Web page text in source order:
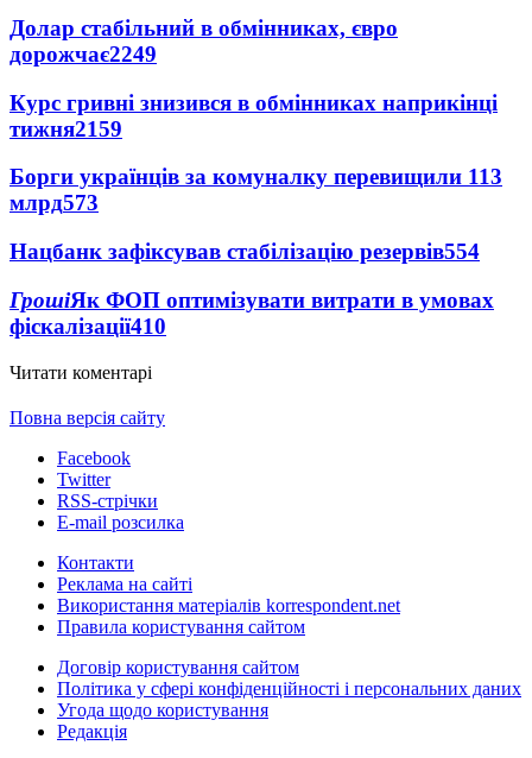
Долар стабільний в обмінниках, євро
дорожчає2249
Курс гривні знизився в обмінниках наприкінці
тижня2159
Борги українців за комуналку перевищили 113
млрд573
Нацбанк зафіксував стабілізацію резервів554
ГрошіЯк ФОП оптимізувати витрати в умовах
фіскалізації410
Читати коментарі
Повна версія сайту
Facebook
Twitter
RSS-стрічки
E-mail розсилка
Контакти
Реклама на сайті
Використання матеріалів korrespondent.net
Правила користування сайтом
Договір користування сайтом
Політика у сфері конфіденційності і персональних даних
Угода щодо користування
Редакція